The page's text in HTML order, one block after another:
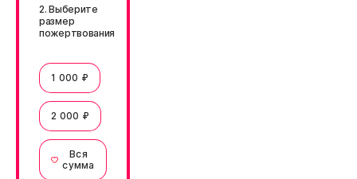
2. Выберите
размер
пожертвования
1 000 ₽
2 000 ₽
Вся
сумма